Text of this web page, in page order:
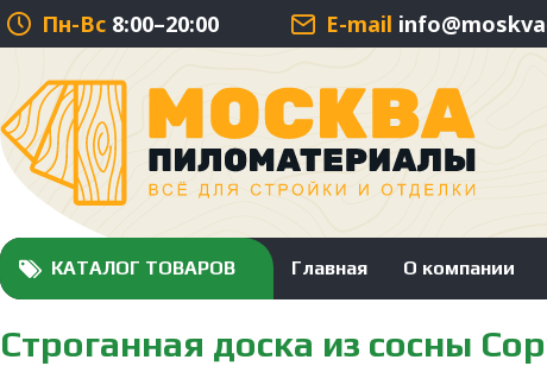
Пн-Вс 8:00–20:00 E-mail
КАТАЛОГ ТОВАРОВ Главная О компании
Строганная доска из сосны